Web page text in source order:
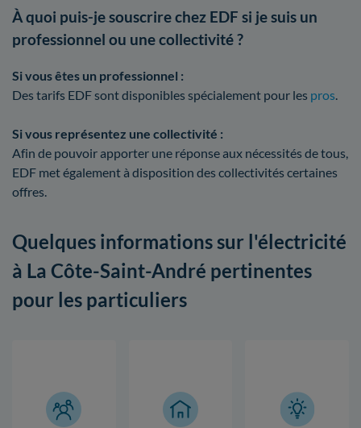
À quoi puis-je souscrire chez EDF si je suis un
professionnel ou une collectivité ?
Si vous êtes un professionnel :
Des tarifs EDF sont disponibles spécialement pour les pros.
Si vous représentez une collectivité :
Afin de pouvoir apporter une réponse aux nécessités de tous,
EDF met également à disposition des collectivités certaines
offres.
Quelques informations sur l'électricité
à La Côte-Saint-André pertinentes
pour les particuliers